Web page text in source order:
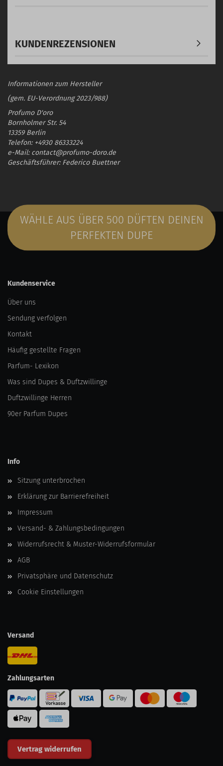
KUNDENREZENSIONEN
Informationen zum Hersteller
(gem. EU-Verordnung 2023/988)
Profumo D'oro
Bornholmer Str. 54
13359 Berlin
Telefon: +4930 86333224
e-Mail: contact@profumo-doro.de
Geschäftsführer: Federico Buettner
WÄHLE AUS ÜBER 500 DÜFTEN DEINEN
PERFEKTEN DUPE
Kundenservice
Über uns
Sendung verfolgen
Kontakt
Häufig gestellte Fragen
Parfum- Lexikon
Was sind Dupes & Duftzwillinge
Duftzwillinge Herren
90er Parfum Dupes
Info
Sitzung unterbrochen
Erklärung zur Barrierefreiheit
Impressum
Versand- & Zahlungsbedingungen
Widerrufsrecht & Muster-Widerrufsformular
AGB
Privatsphäre und Datenschutz
Cookie Einstellungen
Versand
Zahlungsarten
Vertrag widerrufen